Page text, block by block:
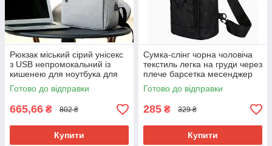
Рюкзак міський сірий унісекс
з USB непромокальний із
кишенею для ноутбука для
чоловіків і жінок тканинний
Готово до відправки
665,66 ₴ 802 ₴
Купити
Сумка-слінг чорна чоловіча
текстиль легка на груди через
плече барсетка месенджер
509
Готово до відправки
285 ₴ 329 ₴
Купити